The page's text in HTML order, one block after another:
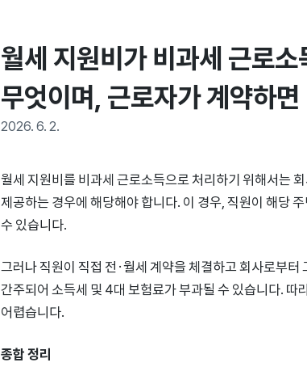
월세 지원비가 비과세 근로
무엇이며, 근로자가 계약하
2026. 6. 2.
월세 지원비를 비과세 근로소득으로 처리하기 위해서는
제공하는 경우에 해당해야 합니다. 이 경우, 직원이 해당
수 있습니다.
그러나 직원이 직접 전·월세 계약을 체결하고 회사로부
간주되어 소득세 및 4대 보험료가 부과될 수 있습니다.
어렵습니다.
종합 정리